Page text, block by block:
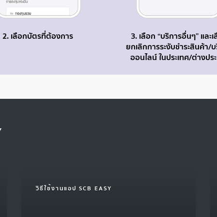
2. เลือกบัตรที่ต้องการ
3. เลือก “บริการอื่นๆ” และ
ยกเลิกการระงับชำระสินค้า/
ออนไลน์ ในประเทศ/ต่างปร
วิธีใช้งานแอป SCB EASY